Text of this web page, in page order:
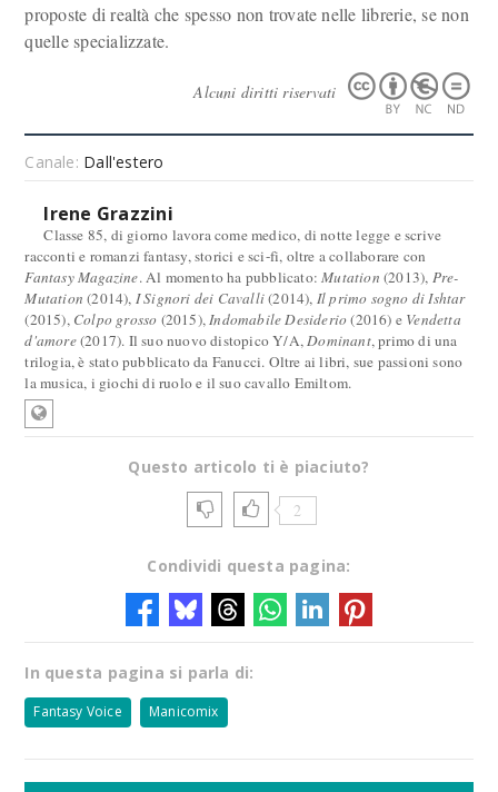
proposte di realtà che spesso non trovate nelle librerie, se non
quelle specializzate.
Alcuni diritti riservati
Canale: Dall'estero
Irene Grazzini
Classe 85, di giorno lavora come medico, di notte legge e scrive
racconti e romanzi fantasy, storici e sci-fi, oltre a collaborare con
Fantasy Magazine. Al momento ha pubblicato:Mutation (2013), Pre-
Mutation (2014), I Signori dei Cavalli(2014), Il primo sogno di Ishtar
(2015), Colpo grosso (2015),Indomabile Desiderio (2016) e Vendetta
d'amore(2017). Il suo nuovo distopico Y/A,Dominant, primo di una
trilogia, è stato pubblicato da Fanucci. Oltre ai libri, sue passioni sono
la musica, i giochi di ruolo e il suo cavallo Emiltom.
Questo articolo ti è piaciuto?
2
Condividi questa pagina:
In questa pagina si parla di:
Fantasy Voice Manicomix